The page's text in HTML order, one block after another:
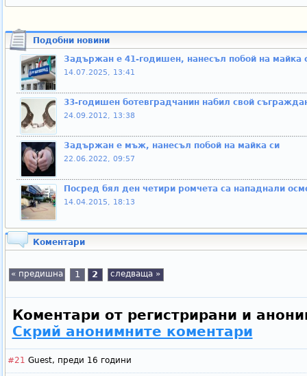
Подобни новини
Задържан е 41-годишен, нанесъл побой на майка
14.07.2025, 13:41
33-годишен ботевградчанин набил свой
24.09.2012, 13:38
Задържан е мъж, нанесъл побой на майка си
22.06.2022, 09:57
Посред бял ден четири ромчета са нападнали
14.04.2015, 18:13
Коментари
« предишна 1 2 следваща »
Коментари от регистрирани и
Скрий анонимните коментари
#21 Guest, преди 16 години